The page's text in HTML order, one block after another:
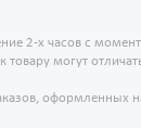
2-х часов с
могут
оформленных